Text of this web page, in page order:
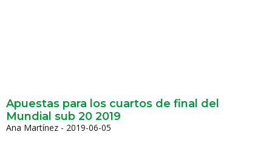
Apuestas para los cuartos de final del
Mundial sub 20 2019
Ana Martínez 2019-06-05